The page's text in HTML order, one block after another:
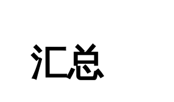
汇总